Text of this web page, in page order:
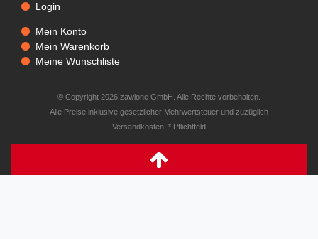
Login
Mein Konto
Mein Warenkorb
Meine Wunschliste
© Copyright 2026 zawione GmbH. Alle Rechte vorbehalten.
Alle Preise inklusive gesetzlicher Mehrwertsteuer und zuzüglich
Versandkosten. * Pflichtfeld